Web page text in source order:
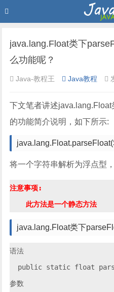
java.lang.Float类下
么功能呢？
Java-教程王 Java教程
下文笔者讲述
的功能简介说明，如下所示:
将一个字符串解析为浮点型
注意事项:
java.lang.Float类下
语法
public static float
参数